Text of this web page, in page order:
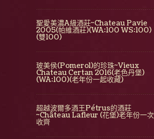
聖愛美濃A級酒莊~Chateau Pavie
2005(帕維酒莊)(WA:100 WS:100)
(雙100)
玻美侯(Pomerol)的珍珠~Vieux
Chateau Certan 2016(老色丹堡)
(WA:100)(老年份一起收藏)
超越波爾多酒王Pétrus的酒莊
~Château Lafleur (花堡)老年份一次
收齊